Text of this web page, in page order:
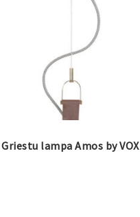
Griestu lampa Amos by VOX